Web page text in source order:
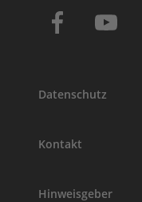
Datenschutz
Kontakt
Hinweisgeber